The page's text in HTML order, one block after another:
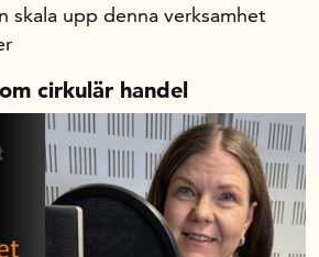
skala upp denna verksamhet
cirkulär handel